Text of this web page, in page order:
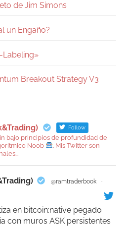
de Jim Simons
un Engaño?
Labeling»
Breakout Strategy V3
Follow
bajo principios de profundidad de
Noob
. Mis Twitter son
@ramtraderbook
·
en bitcoin:native pegado
con muros ASK persistentes